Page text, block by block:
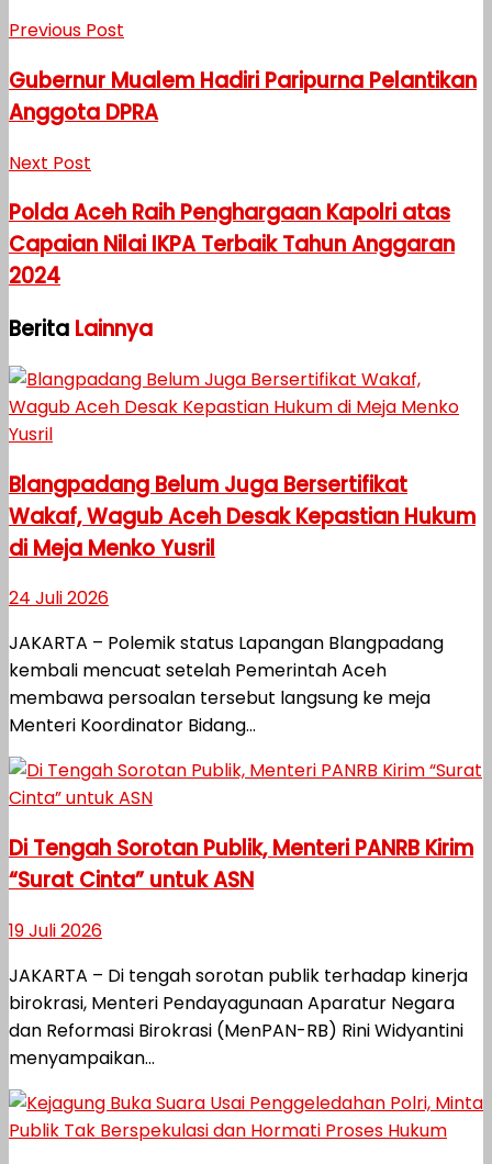
Previous Post
Gubernur Mualem Hadiri Paripurna Pelantikan
Anggota DPRA
Next Post
Polda Aceh Raih Penghargaan Kapolri atas
Capaian Nilai IKPA Terbaik Tahun Anggaran
2024
Berita Lainnya
Blangpadang Belum Juga Bersertifikat
Wakaf, Wagub Aceh Desak Kepastian Hukum
di Meja Menko Yusril
24 Juli 2026
JAKARTA – Polemik status Lapangan Blangpadang
kembali mencuat setelah Pemerintah Aceh
membawa persoalan tersebut langsung ke meja
Menteri Koordinator Bidang...
Di Tengah Sorotan Publik, Menteri PANRB Kirim
“Surat Cinta” untuk ASN
19 Juli 2026
JAKARTA – Di tengah sorotan publik terhadap kinerja
birokrasi, Menteri Pendayagunaan Aparatur Negara
dan Reformasi Birokrasi (MenPAN-RB) Rini Widyantini
menyampaikan...